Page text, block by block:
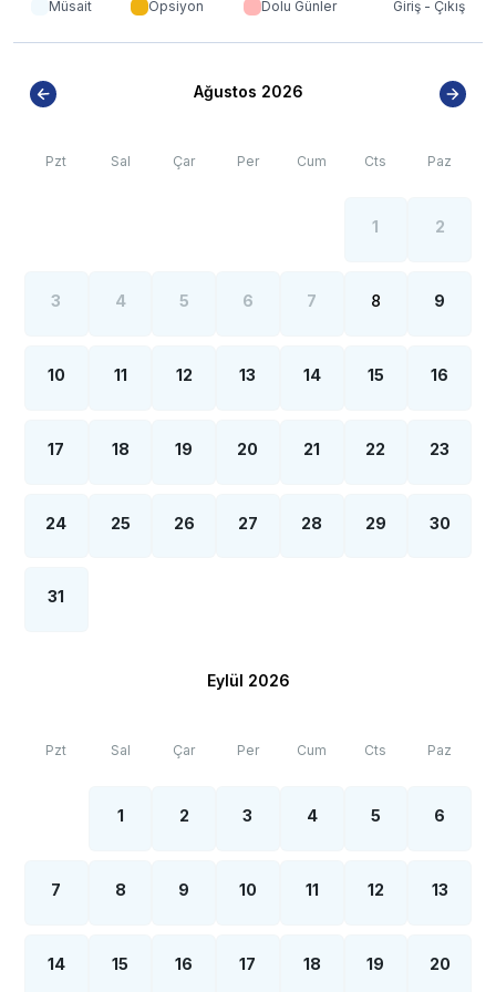
Müsait Opsiyon Dolu Günler Giriş - Çıkış
Ağustos 2026
Pzt Sal Çar Per Cum Cts Paz
1 2
3 4 5 6 7 8 9
10 11 12 13 14 15 16
17 18 19 20 21 22 23
24 25 26 27 28 29 30
31
Eylül 2026
Pzt Sal Çar Per Cum Cts Paz
1 2 3 4 5 6
7 8 9 10 11 12 13
14 15 16 17 18 19 20